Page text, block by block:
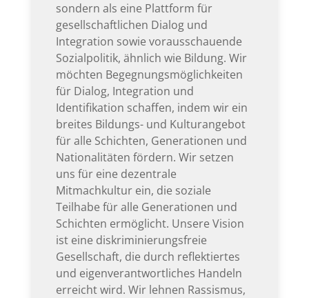
sondern als eine Plattform für
gesellschaftlichen Dialog und
Integration sowie vorausschauende
Sozialpolitik, ähnlich wie Bildung. Wir
möchten Begegnungsmöglichkeiten
für Dialog, Integration und
Identifikation schaffen, indem wir ein
breites Bildungs- und Kulturangebot
für alle Schichten, Generationen und
Nationalitäten fördern. Wir setzen
uns für eine dezentrale
Mitmachkultur ein, die soziale
Teilhabe für alle Generationen und
Schichten ermöglicht. Unsere Vision
ist eine diskriminierungsfreie
Gesellschaft, die durch reflektiertes
und eigenverantwortliches Handeln
erreicht wird. Wir lehnen Rassismus,